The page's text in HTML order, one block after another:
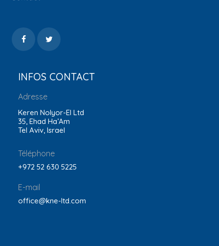
INFOS CONTACT
Adresse
Keren Nolyor-El Ltd
35, Ehad Ha’Am
Tel Aviv, Israel
Téléphone
+972 52 630 5225
E-mail
office@kne-ltd.com